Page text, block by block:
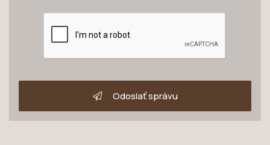
Odoslať správu